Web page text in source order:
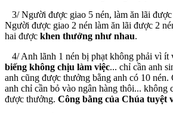
3/ Người được giao 5 nén, làm ăn lãi được
Người được giao 2 nén làm ăn lãi được 2
hai được khen thưởng như nhau.
4/ Anh lãnh 1 nén bị phạt không phải vì ít
biếng không chịu làm việc... chỉ cần anh
anh cũng được thưởng bằng anh có 10 nén.
anh chỉ cần bỏ vào ngân hàng thôi... không
được thưởng. Công bằng của Chúa tuyệt